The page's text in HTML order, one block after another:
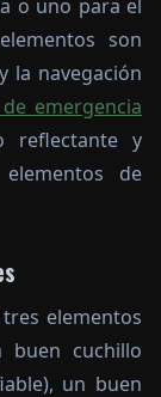
o uno para el
son
la navegación
emergencia
reflectante y
de
elementos
buen cuchillo
un buen